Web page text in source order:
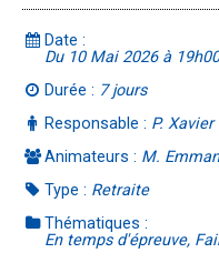
Date :
Du 10 Mai 2026 à
Durée : 7 jours
Responsable : P. Xavier
Animateurs : M.
Type : Retraite
Thématiques :
En temps d'épreuve,